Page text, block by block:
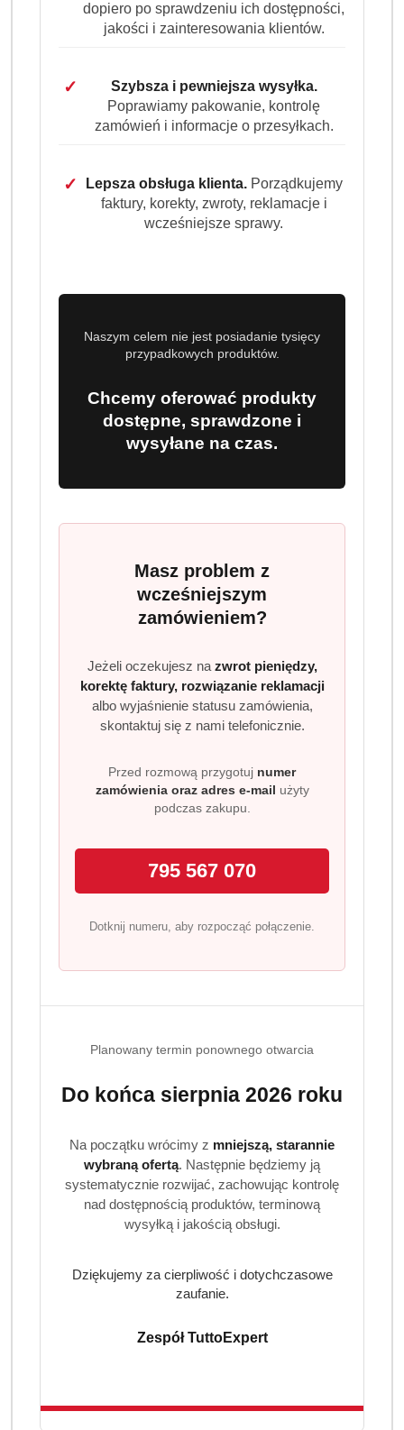
dopiero po sprawdzeniu ich dostępności,
jakości i zainteresowania klientów.
✓
Szybsza i pewniejsza wysyłka.
Poprawiamy pakowanie, kontrolę
zamówień i informacje o przesyłkach.
✓ Lepsza obsługa klienta.Porządkujemy
faktury, korekty, zwroty, reklamacje i
wcześniejsze sprawy.
Naszym celem nie jest posiadanie tysięcy
przypadkowych produktów.
Chcemy oferować produkty
dostępne, sprawdzone i
wysyłane na czas.
Masz problem z
wcześniejszym
zamówieniem?
Jeżeli oczekujesz na zwrot pieniędzy,
korektę faktury, rozwiązanie reklamacji
albo wyjaśnienie statusu zamówienia,
skontaktuj się z nami telefonicznie.
Przed rozmową przygotuj numer
zamówienia oraz adres e-mail użyty
podczas zakupu.
795 567 070
Dotknij numeru, aby rozpocząć połączenie.
Planowany termin ponownego otwarcia
Do końca sierpnia 2026 roku
Na początku wrócimy z mniejszą, starannie
wybraną ofertą. Następnie będziemy ją
systematycznie rozwijać, zachowując kontrolę
nad dostępnością produktów, terminową
wysyłką i jakością obsługi.
Dziękujemy za cierpliwość i dotychczasowe
zaufanie.
Zespół TuttoExpert